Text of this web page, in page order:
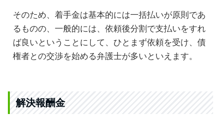
そのため、着手金は基本的には一括払いが原則であ
るものの、一般的には、依頼後分割で支払いをすれ
ば良いということにして、ひとまず依頼を受け、債
権者との交渉を始める弁護士が多いといえます。
解決報酬金